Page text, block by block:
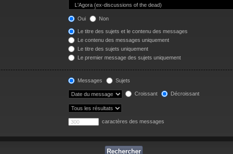
Oui Non
Le titre des sujets et le contenu des messages
Le contenu des messages uniquement
Le titre des sujets uniquement
Le premier message des sujets uniquement
Messages Sujets
Croissant Décroissant
caractères des messages